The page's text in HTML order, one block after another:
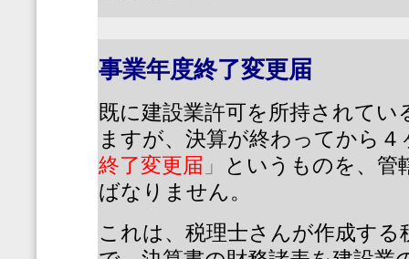
事業年度終了変更届
既に建設業許可を所持されて
ますが、決算が終わってから４
終了変更届 」
というものを、管
ばなりません。
これは、税理士さんが作成する